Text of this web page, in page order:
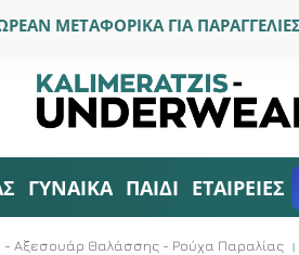
ΜΕΤΑΦΟΡΙΚΑ ΓΙΑ
ΓΥΝΑΙΚΑ ΠΑΙΔΙ ΕΤΑΙΡΕΙΕΣ
- Αξεσουάρ Θαλάσσης - Ρούχα Παραλίας